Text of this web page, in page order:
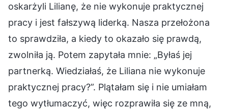
oskarżyli Lilianę, że nie wykonuje praktycznej
pracy i jest fałszywą liderką. Nasza przełożona
to sprawdziła, a kiedy to okazało się prawdą,
zwolniła ją. Potem zapytała mnie: „Byłaś jej
partnerką. Wiedziałaś, że Liliana nie wykonuje
praktycznej pracy?”. Plątałam się i nie umiałam
tego wytłumaczyć, więc rozprawiła się ze mną,